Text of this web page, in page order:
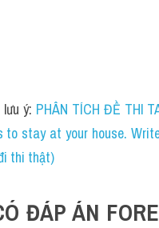
lưu ý: PHÂN TÍCH ĐỀ THI
stay at your house.
thi thật)
ĐÁP ÁN